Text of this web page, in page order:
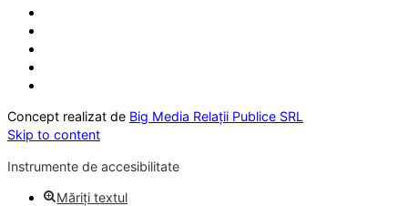
Concept realizat de Big Media Relații Publice SRL
Skip to content
Instrumente de accesibilitate
Măriți textul